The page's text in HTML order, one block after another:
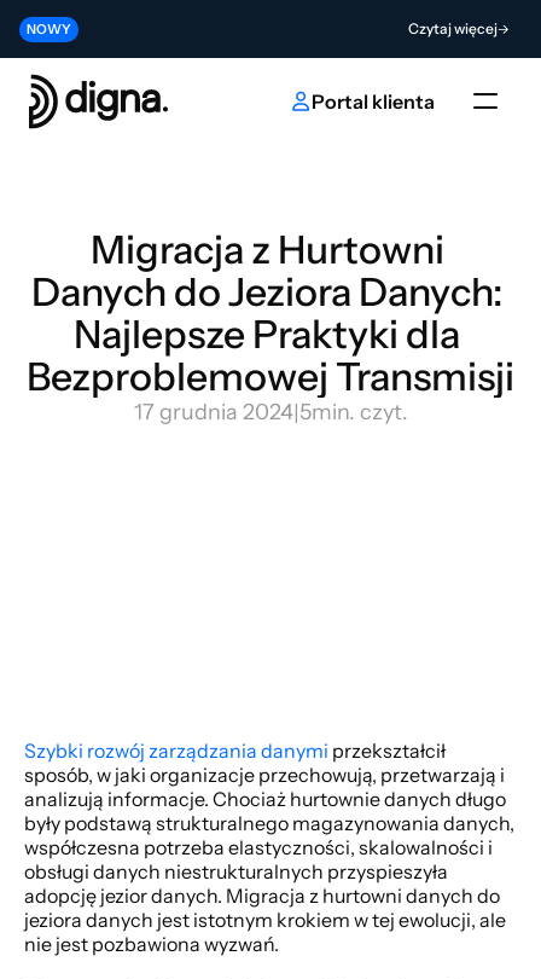
NOWY Czytaj więcej
Wersja 2026.06 — wprowadzenie Data Observability do Twojego kodu
NOWY Współtwórz przyszłość innowacji w obszarze sztucznej inteligencji i
Portal klienta
Migracja z Hurtowni
Danych do Jeziora Danych:
Najlepsze Praktyki dla
Bezproblemowej Transmisji
17 grudnia 2024|5min. czyt.
Szybki rozwój zarządzania danymi przekształcił
sposób, w jaki organizacje przechowują, przetwarzają i
analizują informacje. Chociaż hurtownie danych długo
były podstawą strukturalnego magazynowania danych,
współczesna potrzeba elastyczności, skalowalności i
obsługi danych niestrukturalnych przyspieszyła
adopcję jezior danych. Migracja z hurtowni danych do
jeziora danych jest istotnym krokiem w tej ewolucji, ale
nie jest pozbawiona wyzwań.